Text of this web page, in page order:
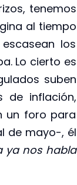
tenemos
al tiempo
los
Lo cierto es
suben
de inflación,
un foro para
de mayo-, él
ya nos habla